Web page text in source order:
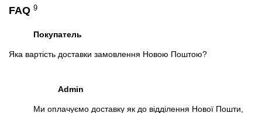
FAQ 9
Покупатель
Яка вартість доставки замовлення Новою Поштою?
Admin
Ми оплачуємо доставку як до відділення Нової Пошти,